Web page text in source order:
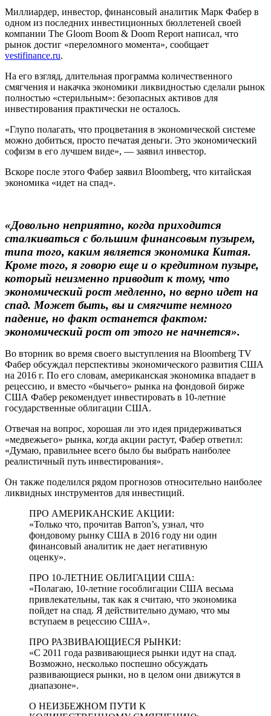
Миллиардер, инвестор, финансовый аналитик Марк Фабер в
одном из последних инвестиционных бюллетеней своей
компании The Gloom Boom & Doom Report написал, что
рынок достиг «переломного момента», сообщает
vestifinance.ru.
На его взгляд, длительная программа количественного
смягчения и накачка экономики ликвидностью сделали рынок
полностью «стерильным»: безопасных активов для
инвестирования практически не осталось.
«Глупо полагать, что процветания в экономической системе
можно добиться, просто печатая деньги. Это экономический
софизм в его лучшем виде», — заявил инвестор.
Вскоре после этого Фабер заявил Bloomberg, что китайская
экономика «идет на спад».
«Довольно неприятно, когда приходится
сталкиваться с большим финансовым пузырем,
типа того, каким является экономика Китая.
Кроме того, я говорю еще и о кредитном пузыре,
который неизменно приводит к тому, что
экономический рост медленно, но верно идет на
спад. Может быть, вы и смягчите немного
падение, но факт останется фактом:
экономический рост от этого не начнется».
Во вторник во время своего выступления на Bloomberg TV
Фабер обсуждал перспективы экономического развития США
на 2016 г. По его словам, американская экономика впадает в
рецессию, и вместо «бычьего» рынка на фондовой бирже
США Фабер рекомендует инвестировать в 10-летние
государственные облигации США.
Отвечая на вопрос, хорошая ли это идея придерживаться
«медвежьего» рынка, когда акции растут, Фабер ответил:
«Думаю, правильнее всего было бы выбрать наиболее
реалистичный путь инвестирования».
Он также поделился рядом прогнозов относительно наиболее
ликвидных инструментов для инвестиций.
ПРО АМЕРИКАНСКИЕ АКЦИИ:
«Только что, прочитав Barron’s, узнал, что
фондовому рынку США в 2016 году ни один
финансовый аналитик не дает негативную
оценку».
ПРО 10-ЛЕТНИЕ ОБЛИГАЦИИ США:
«Полагаю, 10-летние гособлигации США весьма
привлекательны, так как я считаю, что экономика
пойдет на спад. Я действительно думаю, что мы
вступаем в рецессию США».
ПРО РАЗВИВАЮЩИЕСЯ РЫНКИ:
«С 2011 года развивающиеся рынки идут на спад.
Возможно, несколько поспешно обсуждать
развивающиеся рынки, но в целом они движутся в
диапазоне».
О НЕИЗБЕЖНОМ ПУТИ К